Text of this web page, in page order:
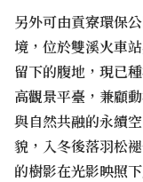
另外可由貢寮環保
境，位於雙溪火車
留下的腹地，現已
高觀景平臺，兼顧
與自然共融的永續
貌，入冬後落羽松
的樹影在光影映照